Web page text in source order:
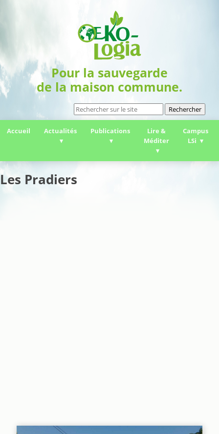
Pour la sauvegarde
de la maison commune.
Rechercher
Accueil Actualités Publications
Lire &
Méditer
Campus
LSi
Les Pradiers